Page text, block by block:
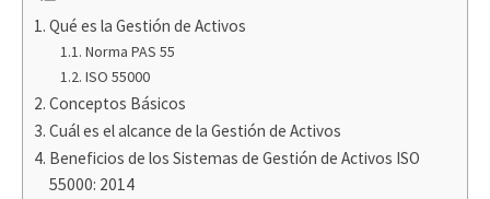
Qué es la Gestión de Activos
Norma PAS 55
ISO 55000
Conceptos Básicos
Cuál es el alcance de la Gestión de Activos
Beneficios de los Sistemas de Gestión de Activos ISO
55000: 2014